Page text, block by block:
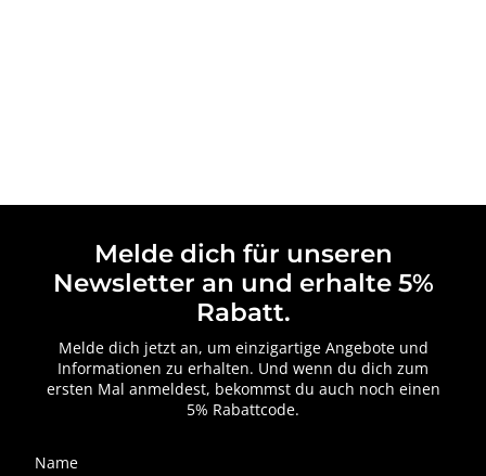
Melde dich für unseren
Newsletter an und erhalte 5%
Rabatt.
Melde dich jetzt an, um einzigartige Angebote und
Informationen zu erhalten. Und wenn du dich zum
ersten Mal anmeldest, bekommst du auch noch einen
5% Rabattcode.